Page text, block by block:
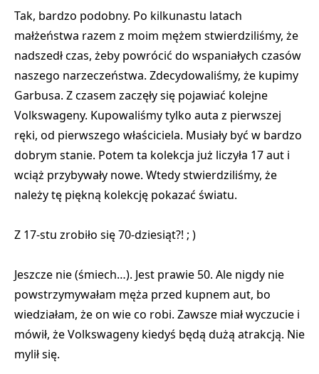
Tak, bardzo podobny. Po kilkunastu latach
małżeństwa razem z moim mężem stwierdziliśmy, że
nadszedł czas, żeby powrócić do wspaniałych czasów
naszego narzeczeństwa. Zdecydowaliśmy, że kupimy
Garbusa. Z czasem zaczęły się pojawiać kolejne
Volkswageny. Kupowaliśmy tylko auta z pierwszej
ręki, od pierwszego właściciela. Musiały być w bardzo
dobrym stanie. Potem ta kolekcja już liczyła 17 aut i
wciąż przybywały nowe. Wtedy stwierdziliśmy, że
należy tę piękną kolekcję pokazać światu.
Z 17-stu zrobiło się 70-dziesiąt?! ; )
Jeszcze nie (śmiech…). Jest prawie 50. Ale nigdy nie
powstrzymywałam męża przed kupnem aut, bo
wiedziałam, że on wie co robi. Zawsze miał wyczucie i
mówił, że Volkswageny kiedyś będą dużą atrakcją. Nie
mylił się.